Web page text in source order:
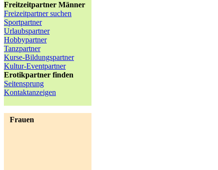
Freitzeitpartner Männer
Freizeitpartner suchen
Sportpartner
Urlaubspartner
Hobbypartner
Tanzpartner
Kurse-Bildungspartner
Kultur-Eventpartner
Erotikpartner finden
Seitensprung
Kontaktanzeigen
Frauen